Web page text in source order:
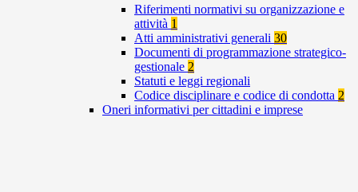
Riferimenti normativi su organizzazione e
attività 1
Atti amministrativi generali 30
Documenti di programmazione strategico-
gestionale 2
Statuti e leggi regionali
Codice disciplinare e codice di condotta 2
Oneri informativi per cittadini e imprese